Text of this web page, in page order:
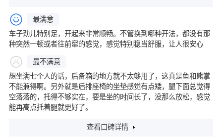
最满意
车子劲儿特别足，开起来非常顺畅。不管换到哪种开法，都没有那
种突然一顿或者往前窜的感觉，感觉特别稳当舒服，让人很安心
最不满意
想坐满七个人的话，后备箱的地方就不太够用了，这真是鱼和熊掌
不能兼得啊。另外就是后排座椅的坐垫感觉有点矮，腿下面总觉得
空落落的，托得不够实在，要是坐的时间长了，没那么放松，感觉
能再高点托着腿就更好了。
查看口碑详情